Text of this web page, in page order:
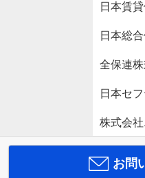
日本賃
日本総
全保連
日本セ
株式会
お問